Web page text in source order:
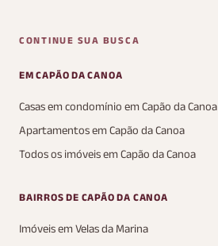
CONTINUE SUA BUSCA
EM CAPÃO DA CANOA
Casas em condomínio em Capão da Canoa
Apartamentos em Capão da Canoa
Todos os imóveis em Capão da Canoa
BAIRROS DE CAPÃO DA CANOA
Imóveis em Velas da Marina